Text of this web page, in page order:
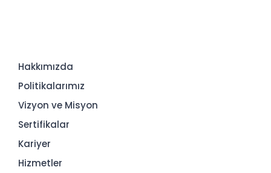
Hakkımızda
Politikalarımız
Vizyon ve Misyon
Sertifikalar
Kariyer
Hizmetler